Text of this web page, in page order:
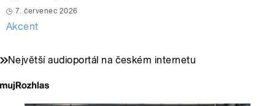
7. červenec 2026
Akcent
Největší audioportál na českém internetu